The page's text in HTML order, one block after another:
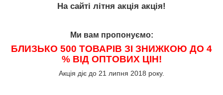
На сайті літня акція акція!
Ми вам пропонуємо:
БЛИЗЬКО 500 ТОВАРІВ ЗІ ЗНИЖКОЮ ДО 4
% ВІД ОПТОВИХ ЦІН!
Акція діє до 21 липня 2018 року.